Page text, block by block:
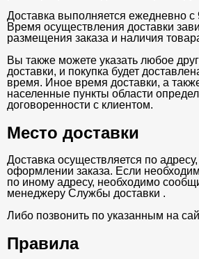
Доставка выполняется ежедневно с
Время осуществления доставки
размещения заказа и наличия
Вы также можете указать любое
доставки, и покупка будет
время. Иное время доставки, а
населенные пункты области
договоренности с клиентом.
Место доставки
Доставка осуществляется по
оформлении заказа. Если
по иному адресу, необходимо
менеджеру Службы доставки .
Либо позвонить по указанным на
Правила